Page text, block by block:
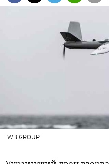
WB GROUP